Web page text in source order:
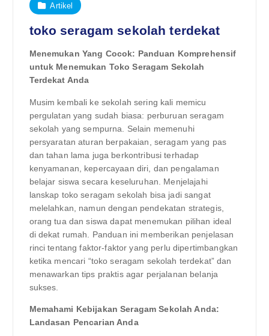
Artikel
toko seragam sekolah terdekat
Menemukan Yang Cocok: Panduan Komprehensif
untuk Menemukan Toko Seragam Sekolah
Terdekat Anda
Musim kembali ke sekolah sering kali memicu
pergulatan yang sudah biasa: perburuan seragam
sekolah yang sempurna. Selain memenuhi
persyaratan aturan berpakaian, seragam yang pas
dan tahan lama juga berkontribusi terhadap
kenyamanan, kepercayaan diri, dan pengalaman
belajar siswa secara keseluruhan. Menjelajahi
lanskap toko seragam sekolah bisa jadi sangat
melelahkan, namun dengan pendekatan strategis,
orang tua dan siswa dapat menemukan pilihan ideal
di dekat rumah. Panduan ini memberikan penjelasan
rinci tentang faktor-faktor yang perlu dipertimbangkan
ketika mencari “toko seragam sekolah terdekat” dan
menawarkan tips praktis agar perjalanan belanja
sukses.
Memahami Kebijakan Seragam Sekolah Anda:
Landasan Pencarian Anda